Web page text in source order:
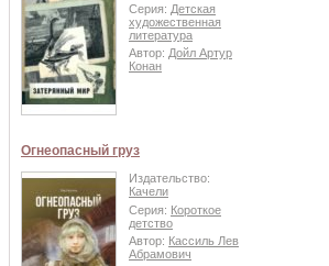
Серия: Детская
художественная
литература
Автор: Дойл Артур
Конан
Огнеопасный груз
Издательство:
Качели
Серия: Короткое
детство
Автор: Кассиль Лев
Абрамович